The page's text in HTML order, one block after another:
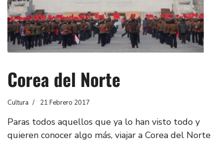
Corea del Norte
Cultura 21 Febrero 2017
Paras todos aquellos que ya lo han visto todo y
quieren conocer algo más, viajar a Corea del Norte